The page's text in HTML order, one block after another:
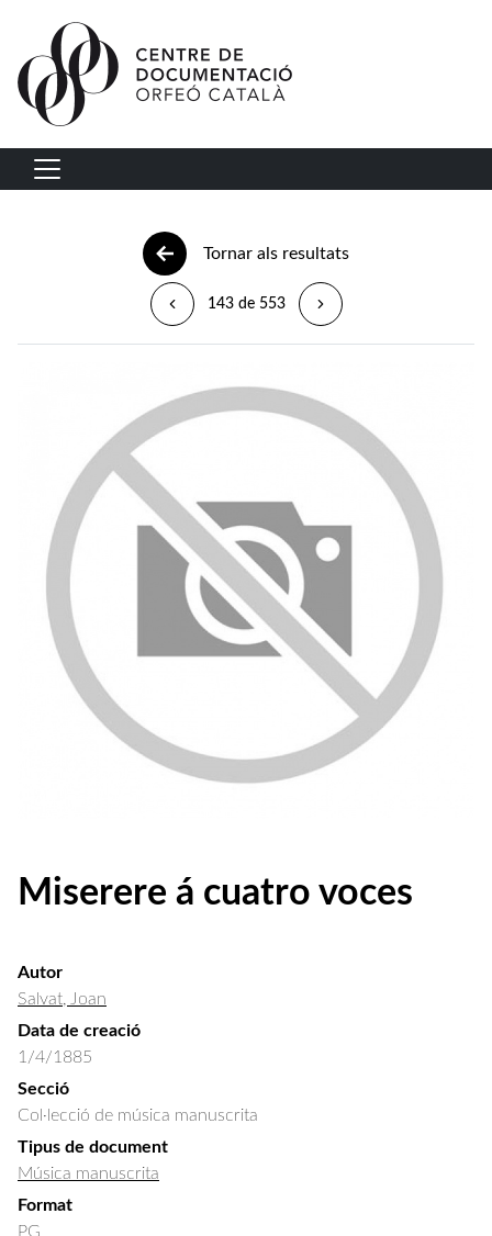
Vés al contingut
Navegació principal
Tornar als resultats
143 de 553
Miserere á cuatro voces
Autor
Salvat, Joan
Data de creació
1/4/1885
Secció
Col·lecció de música manuscrita
Tipus de document
Música manuscrita
Format
PG